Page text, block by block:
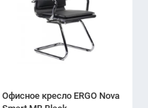
Офисное кресло ERGO Nova